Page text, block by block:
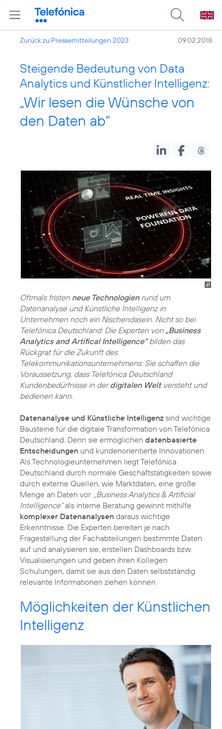
Zurück zu Pressemitteilungen 2023 09.02.2018
Steigende Bedeutung von Data
Analytics und Künstlicher Intelligenz:
„Wir lesen die Wünsche von
den Daten ab“
Oftmals fristen neue Technologienrund um
Datenanalyse und Künstliche Intelligenz in
Unternehmen noch ein Nischendasein. Nicht so bei
Telefónica Deutschland: Die Experten von „Business
Analytics and Artifical Intelligence“bilden das
Rückgrat für die Zukunft des
Telekommunikationsunternehmens: Sie schaffen die
Voraussetzung, dass Telefónica Deutschland
Kundenbedürfnisse in derdigitalen Weltversteht und
bedienen kann.
Datenanalyse und Künstliche Intelligenz sind wichtige
Bausteine für die digitale Transformation von Telefónica
Deutschland. Denn sie ermöglichen datenbasierte
Entscheidungen und kundenorientierte Innovationen.
Als Technologieunternehmen liegt Telefónica
Deutschland durch normale Geschäftstätigkeiten sowie
durch externe Quellen, wie Marktdaten, eine große
Menge an Daten vor. „Business Analytics & Artificial
Intelligence“als interne Beratung gewinnt mithilfe
komplexer Datenanalysen daraus wichtige
Erkenntnisse. Die Experten bereiten je nach
Fragestellung der Fachabteilungen bestimmte Daten
auf und analysieren sie, erstellen Dashboards bzw.
Visualisierungen und geben ihren Kollegen
Schulungen, damit sie aus den Daten selbstständig
relevante Informationen ziehen können.
Möglichkeiten der Künstlichen
Intelligenz